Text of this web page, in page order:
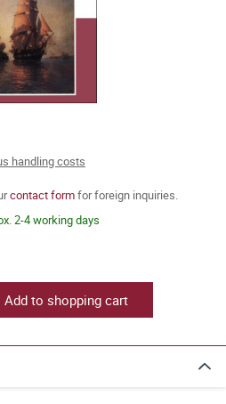
handling costs
contact formfor foreign inquiries.
2-4 working days
Add to shopping cart